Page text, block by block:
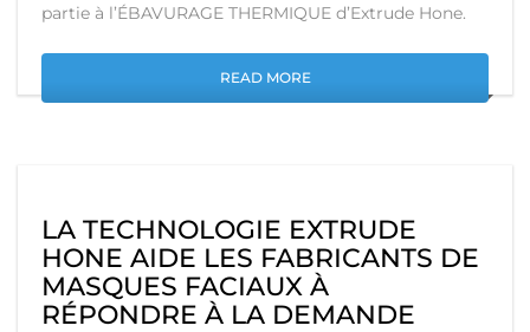
partie à l’ÉBAVURAGE THERMIQUE d’Extrude Hone.
READ MORE
LA TECHNOLOGIE EXTRUDE
HONE AIDE LES FABRICANTS DE
MASQUES FACIAUX À
RÉPONDRE À LA DEMANDE